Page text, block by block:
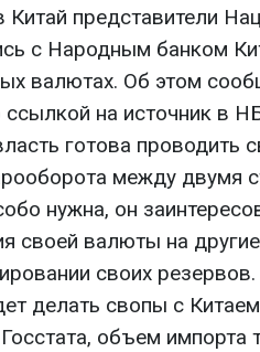
Китай представители
с Народным банком
валютах. Об этом
ссылкой на источник в
готова проводить
между двумя
нужна, он
своей валюты на
своих
делать свопы с
объем импорта